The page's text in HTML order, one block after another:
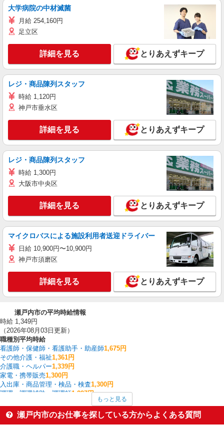
大学病院の中材滅菌
月給 254,160円
足立区
詳細を見る とりあえずキープ
レジ・商品陳列スタッフ
時給 1,120円
神戸市垂水区
詳細を見る とりあえずキープ
レジ・商品陳列スタッフ
時給 1,300円
大阪市中央区
詳細を見る とりあえずキープ
マイクロバスによる施設利用者送迎ドライバー
日給 10,900円〜10,900円
神戸市須磨区
詳細を見る とりあえずキープ
瀬戸内市の平均時給情報
時給 1,349円
（2026年08月03日更新）
職種別平均時給
看護師・保健師・看護助手・助産師1,675円
その他介護・福祉1,361円
介護職・ヘルパー1,339円
家電・携帯販売1,300円
入出庫・商品管理・検品・検査1,300円
調理・調理補助・調理師1,297円
一般・営業事務1,250円
保育士・保育補助 1,250円
もっと見る
瀬戸内市のお仕事を探している方からよくある質問